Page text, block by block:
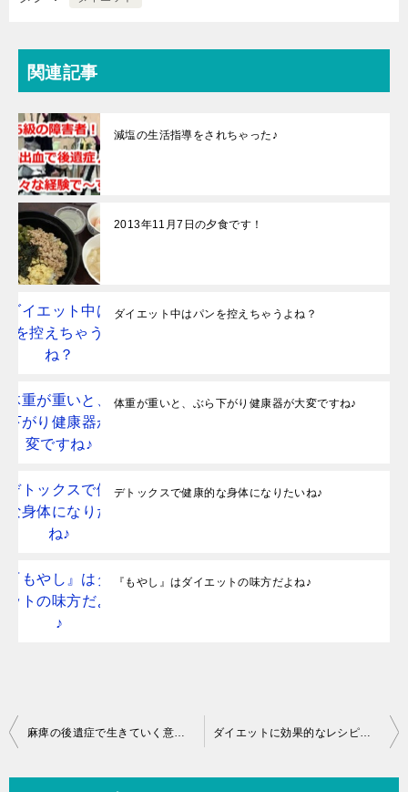
関連記事
減塩の生活指導をされちゃった♪
2013年11月7日の夕食です！
ダイエット中はパンを控えちゃうよね？
体重が重いと、ぶら下がり健康器が大変ですね♪
デトックスで健康的な身体になりたいね♪
『もやし』はダイエットの味方だよね♪
投
麻痺の後遺症で生きていく意味とは・・・ ダイエットに効果的なレシピがいっぱい♪